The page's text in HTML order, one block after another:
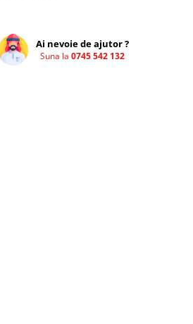
Ai nevoie de ajutor ?
Suna la 0745 542 132